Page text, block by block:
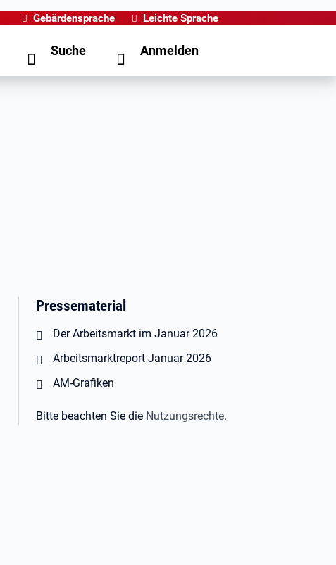
Gebärdensprache Leichte Sprache
Suche Anmelden
Pressematerial
Öffnet in neuem Tab
Der Arbeitsmarkt im Januar 2026
Öffnet in neuem Tab
Arbeitsmarktreport Januar 2026
Öffnet in neuem Tab
AM-Grafiken
Bitte beachten Sie die Nutzungsrechte.